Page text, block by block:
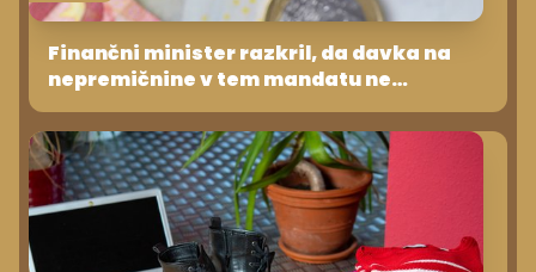
Finančni minister razkril, da davka na
nepremičnine v tem mandatu ne
namerava predlagati